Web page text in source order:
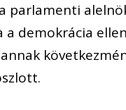
parlamenti
a demokrácia